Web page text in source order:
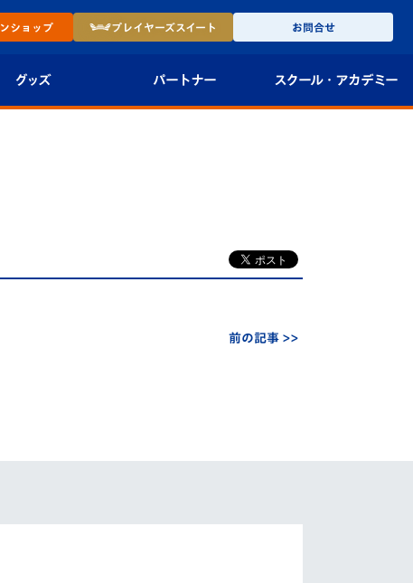
ショップ プレイヤーズスイート お問合せ
グッズ パートナー スクール・ アカデミー
U-12
前の記事 >>